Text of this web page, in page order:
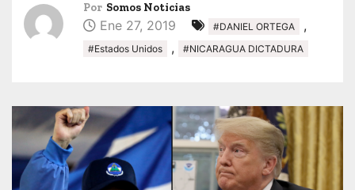
Por Somos Noticias
Ene 27, 2019 #DANIEL ORTEGA ,
#Estados Unidos , #NICARAGUA DICTADURA